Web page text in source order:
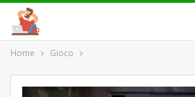
Home Gioco